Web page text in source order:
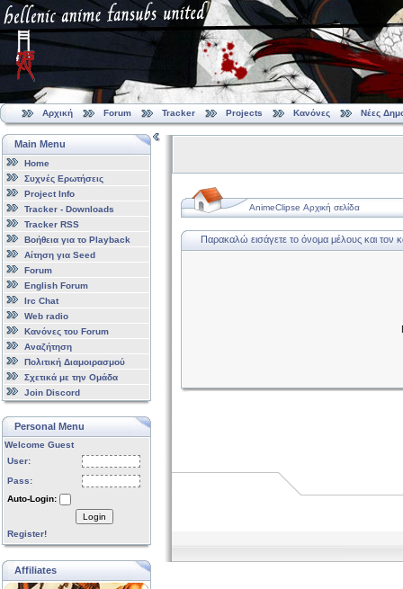
Αρχική Forum Tracker Projects Κανόνες Νέες
Main Menu
Home
Συχνές Ερωτήσεις
Project Info
Tracker - Downloads
Tracker RSS
Βοήθεια για το Playback
Αίτηση για Seed
Forum
English Forum
Irc Chat
Web radio
Κανόνες του Forum
Αναζήτηση
Πολιτική Διαμοιρασμού
Σχετικά με την Ομάδα
Join Discord
Personal Menu
Welcome Guest
User:
Pass:
Auto-Login:
Login
Register!
Affiliates
AnimeClipse Αρχική σελίδα
Παρακαλώ εισάγετε το όνομα μέλους και τον